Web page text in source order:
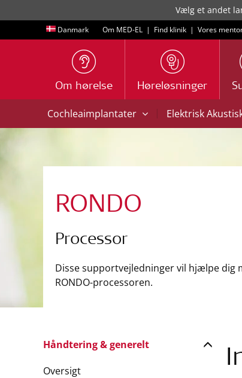
Vælg et andet
Danmark Om MED-EL | Find klinik | Vores
Om hørelse Høreløsninger
Cochleaimplantater | Elektrisk
RONDO
Processor
Disse supportvejledninger vil hjælpe dig
RONDO-processoren.
Håndtering & generelt
Oversigt